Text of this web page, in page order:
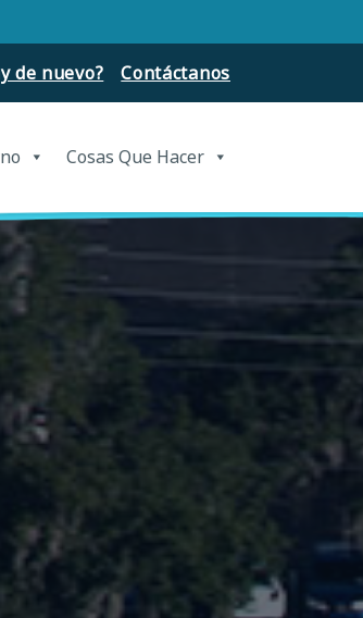
de nuevo? Contáctanos
Cosas Que Hacer